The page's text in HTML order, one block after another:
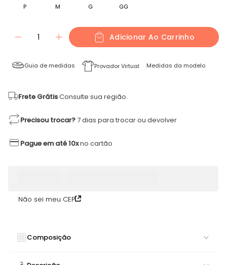
P M G GG
1 Adicionar Ao Carrinho
Guia de medidas Provador Virtual Medidas da modelo
Frete GrátisConsulte sua região.
Precisou trocar?7 dias para trocar ou devolver
Pague em até 10xno cartão
Não sei meu CEP
Composição